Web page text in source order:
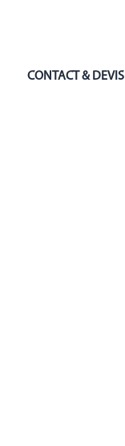
CONTACT & DEVIS